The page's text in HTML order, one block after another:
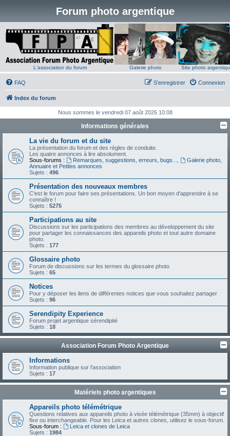
Forum photo argentique
L'association du forum Galerie photo Site photo
FAQ Connexion
S’enregistrer
Index du forum
Nous sommes le vendredi 07 août 2026 10:08
Informations générales
La vie du forum et du site
La présentation du forum et des règles de conduite.
Les quatre annonces à lire absolument.
Sous-forums :
Remarques, suggestions, erreurs, bugs...
Galerie photo,
Annuaire et Petites annonces
Sujets : 496
Présentation des nouveaux membres
C'est le forum pour faire ses présentations. Un bon moyen d'apprendre à se
connaître !
Sujets : 5275
Participations au site
Discussions sur les participations des membres au développement du site
pour partager les connaissances des appareils photo et tout autre domaine
photo.
Sujets : 177
Glossaire photo
Forum de discussions sur les termes du glossaire photo
Sujets : 65
Notices
Pour y déposer les liens de différentes notices que vous souhaitez partager
Sujets : 96
Serendipity Experience
Forum projet argentique sérendipité
Sujets : 18
Association Forum Photo Argentique
Informations
Information publique sur l'association
Sujets : 17
Matériels photo argentiques
Appareils photo télémétrique
Questions relatives aux appareils photo à visée télémétrique (35mm) à objectif
fixe ou interchangeable. Pour les Leica et autres clones, utilisez le sous-forum.
Sous-forum :
Leica et clones de Leica
Sujets : 1984